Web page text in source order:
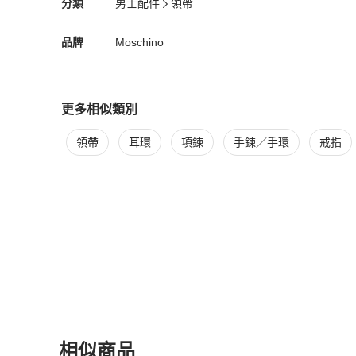
保修:此產品不包括任何保修服務，日常磨損也沒有保修
分類 男士配件
領帶
男士配件/領帶推薦
品牌
Moschino 精品男士配件
Moschino
Moschino 推薦清單
更多相似類別
更多Moschino男士配件相似商品推薦
領帶 耳環 項鍊 手鍊／手環 戒指
相似商品